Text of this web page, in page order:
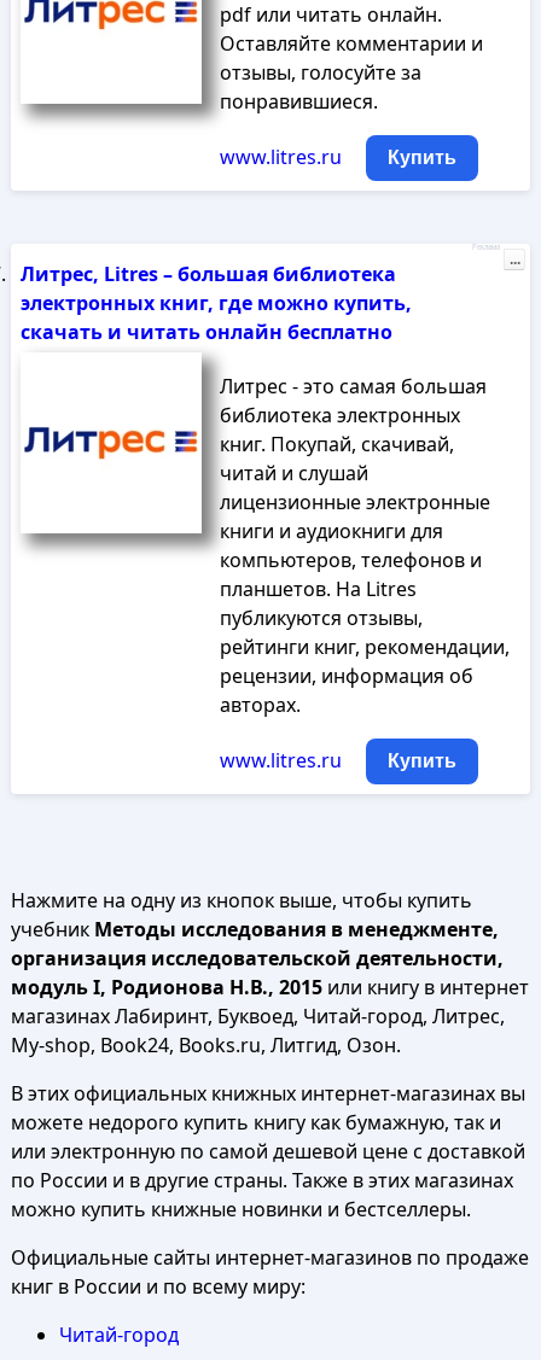
pdf или читать онлайн.
Оставляйте комментарии и
отзывы, голосуйте за
понравившиеся.
www.litres.ru Купить
Литрес, Litres – большая библиотека
электронных книг, где можно купить,
скачать и читать онлайн бесплатно
Литрес - это самая большая
библиотека электронных
книг. Покупай, скачивай,
читай и слушай
лицензионные электронные
книги и аудиокниги для
компьютеров, телефонов и
планшетов. На Litres
публикуются отзывы,
рейтинги книг, рекомендации,
рецензии, информация об
авторах.
www.litres.ru Купить
Реклама
...
Нажмите на одну из кнопок выше, чтобы купить
учебник Методы исследования в менеджменте,
организация исследовательской деятельности,
модуль I, Родионова Н.В., 2015или книгу в интернет
магазинах Лабиринт, Буквоед, Читай-город, Литрес,
My-shop, Book24, Books.ru, Литгид, Озон.
В этих официальных книжных интернет-магазинах вы
можете недорого купить книгу как бумажную, так и
или электронную по самой дешевой цене с доставкой
по России и в другие страны. Также в этих магазинах
можно купить книжные новинки и бестселлеры.
Официальные сайты интернет-магазинов по продаже
книг в России и по всему миру:
Читай-город